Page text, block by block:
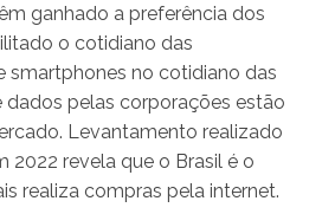
ganhado a preferência dos
o cotidiano das
smartphones no cotidiano das
dados pelas corporações estão
Levantamento realizado
2022 revela que o Brasil é o
realiza compras pela internet.